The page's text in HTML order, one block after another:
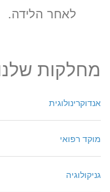
לאחר הלידה.
מחלקות
אנדוקרינולוגית
מוקד רפואי
גניקולוגיה